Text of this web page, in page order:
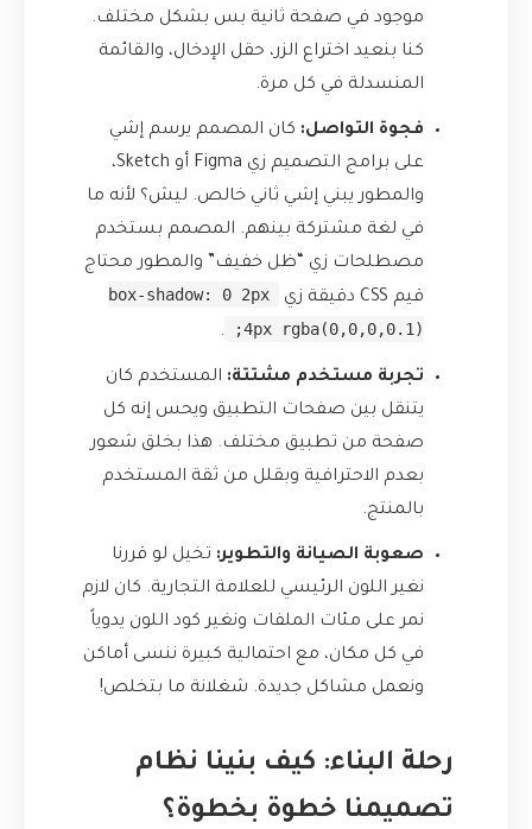
موجود في صفحة ثانية بس بشكل مختلف.
كنا بنعيد اختراع الزر، حقل الإدخال، والقائمة
المنسدلة في كل مرة.
فجوة التواصل: كان المصمم يرسم إشي
على برامج التصميم زي Figma أو Sketch،
والمطور يبني إشي ثاني خالص. ليش؟ لأنه ما
في لغة مشتركة بينهم. المصمم بستخدم
مصطلحات زي “ظل خفيف” والمطور محتاج
قيم CSS دقيقة زي
box-shadow: 0 2px
4px rgba(0,0,0,0.1);
.
تجربة مستخدم مشتتة: المستخدم كان
يتنقل بين صفحات التطبيق ويحس إنه كل
صفحة من تطبيق مختلف. هذا بخلق شعور
بعدم الاحترافية وبقلل من ثقة المستخدم
بالمنتج.
صعوبة الصيانة والتطوير: تخيل لو قررنا
نغير اللون الرئيسي للعلامة التجارية. كان لازم
نمر على مئات الملفات ونغير كود اللون يدوياً
في كل مكان، مع احتمالية كبيرة ننسى أماكن
ونعمل مشاكل جديدة. شغلانة ما بتخلص!
رحلة البناء: كيف بنينا نظام
تصميمنا خطوة بخطوة؟